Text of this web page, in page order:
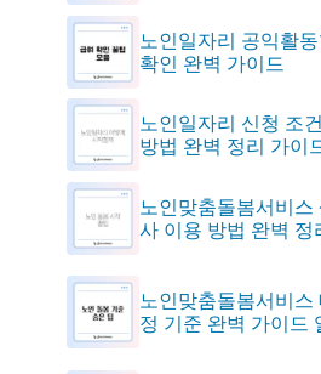
노인일자리 공익활
확인 완벽 가이드
노인일자리 신청 조
방법 완벽 정리 가이
노인맞춤돌봄서비스
사 이용 방법 완벽 정
노인맞춤돌봄서비스
정 기준 완벽 가이드